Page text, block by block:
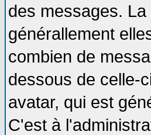
des messages.
générallement
combien de
dessous de celle-
avatar, qui est
C'est à